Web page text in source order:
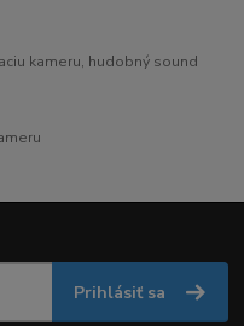
kameru, hudobný sound
Prihlásiť sa